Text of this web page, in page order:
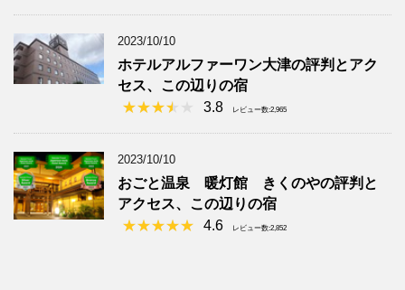
2023/10/10
ホテルアルファーワン大津の評判とアク
セス、この辺りの宿
3.8
レビュー数:2,965
2023/10/10
おごと温泉 暖灯館 きくのやの評判と
アクセス、この辺りの宿
4.6
レビュー数:2,852